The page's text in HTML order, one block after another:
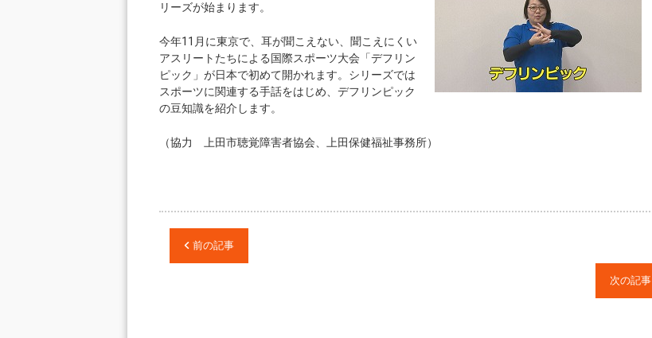
リーズが始まります。
今年11月に東京で、耳が聞こえない、聞こえにくい
アスリートたちによる国際スポーツ大会「デフリン
ピック」が日本で初めて開かれます。シリーズでは
スポーツに関連する手話をはじめ、デフリンピック
の豆知識を紹介します。
（協力 上田市聴覚障害者協会、上田保健福祉事務所）
前の記事
次の記事